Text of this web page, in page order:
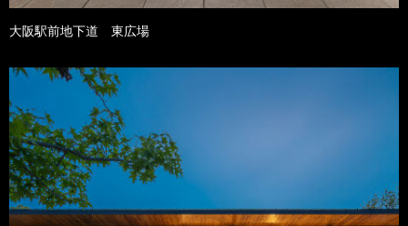
大阪駅前地下道 東広場